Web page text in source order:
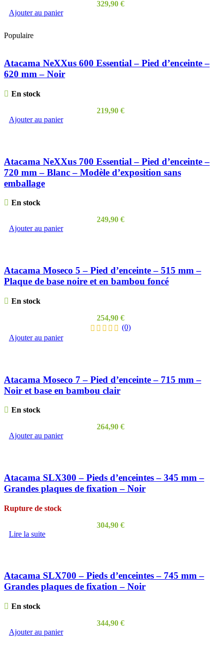
329,90 €
Ajouter au panier
Populaire
Atacama NeXXus 600 Essential – Pied d’enceinte –
620 mm – Noir
En stock
219,90 €
Ajouter au panier
Atacama NeXXus 700 Essential – Pied d’enceinte –
720 mm – Blanc – Modèle d’exposition sans
emballage
En stock
249,90 €
Ajouter au panier
Atacama Moseco 5 – Pied d’enceinte – 515 mm –
Plaque de base noire et en bambou foncé
En stock
254,90 €
(0)
Ajouter au panier
Atacama Moseco 7 – Pied d’enceinte – 715 mm –
Noir et base en bambou clair
En stock
264,90 €
Ajouter au panier
Atacama SLX300 – Pieds d’enceintes – 345 mm –
Grandes plaques de fixation – Noir
Rupture de stock
304,90 €
Lire la suite
Atacama SLX700 – Pieds d’enceintes – 745 mm –
Grandes plaques de fixation – Noir
En stock
344,90 €
Ajouter au panier